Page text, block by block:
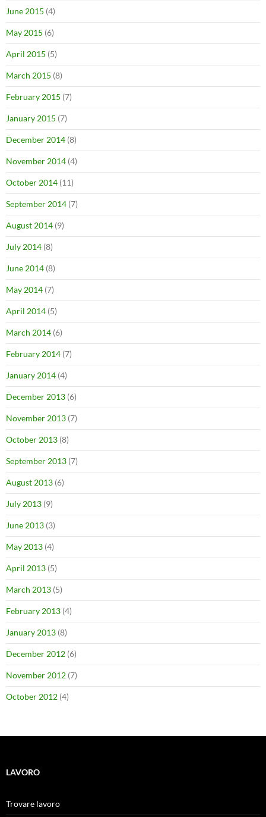
June 2015 (4)
May 2015 (6)
April 2015 (5)
March 2015 (8)
February 2015 (7)
January 2015 (7)
December 2014 (8)
November 2014 (4)
October 2014 (11)
September 2014 (7)
August 2014 (9)
July 2014 (8)
June 2014 (8)
May 2014 (7)
April 2014 (5)
March 2014 (6)
February 2014 (7)
January 2014 (4)
December 2013 (6)
November 2013 (7)
October 2013 (8)
September 2013 (7)
August 2013 (6)
July 2013 (9)
June 2013 (3)
May 2013 (4)
April 2013 (5)
March 2013 (5)
February 2013 (4)
January 2013 (8)
December 2012 (6)
November 2012 (7)
October 2012 (4)
LAVORO
Trovare lavoro